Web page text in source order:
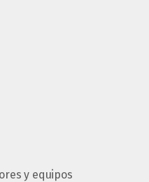
y equipos